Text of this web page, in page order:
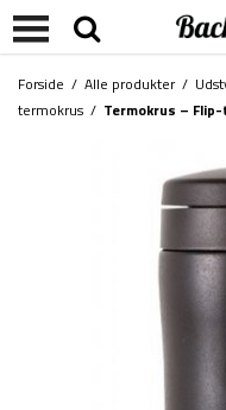
Forside / Alle produkter/
termokrus / Termokrus –